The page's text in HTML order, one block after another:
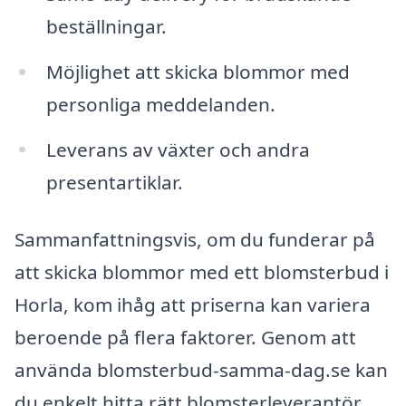
beställningar.
Möjlighet att skicka blommor med
personliga meddelanden.
Leverans av växter och andra
presentartiklar.
Sammanfattningsvis, om du funderar på
att skicka blommor med ett blomsterbud i
Horla, kom ihåg att priserna kan variera
beroende på flera faktorer. Genom att
använda blomsterbud-samma-dag.se kan